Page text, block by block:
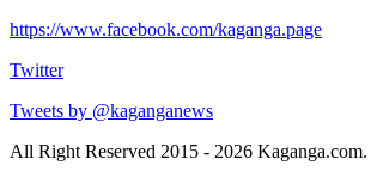
https://www.facebook.com/kaganga.page
Twitter
Tweets by @kaganganews
All Right Reserved 2015 - 2026 Kaganga.com.